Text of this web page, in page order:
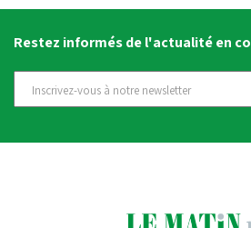
Restez informés de l'actualité en